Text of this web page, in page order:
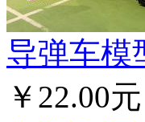
导弹车模
￥22.00元